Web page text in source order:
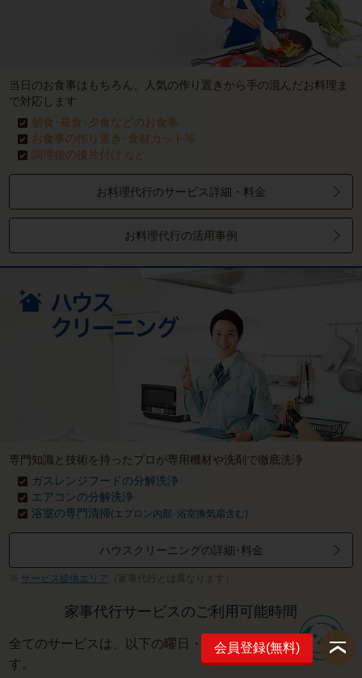
当日のお食事はもちろん、人気の作り置きから手の混んだお料理ま
で対応します
朝食･昼食･夕食などのお食事
お食事の作り置き･食材カット等
調理後の後片付け など
お料理代行のサービス詳細・料金
お料理代行の活用事例
専門知識と技術を持ったプロが専用機材や洗剤で徹底洗浄
ガスレンジフードの分解洗浄
エアコンの分解洗浄
浴室の専門清掃(エプロン内部･浴室換気扇含む)
ハウスクリーニングの詳細･料金
サービス提供エリア （家事代行とは異なります）
家事代行サービスのご利用可能時間
全てのサービスは、以下の曜日・時間でご提供しておりま
す。
会員登録(無料)